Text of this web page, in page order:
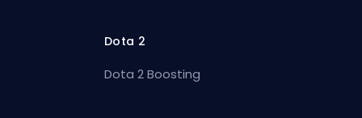
Dota 2
Dota 2 Boosting